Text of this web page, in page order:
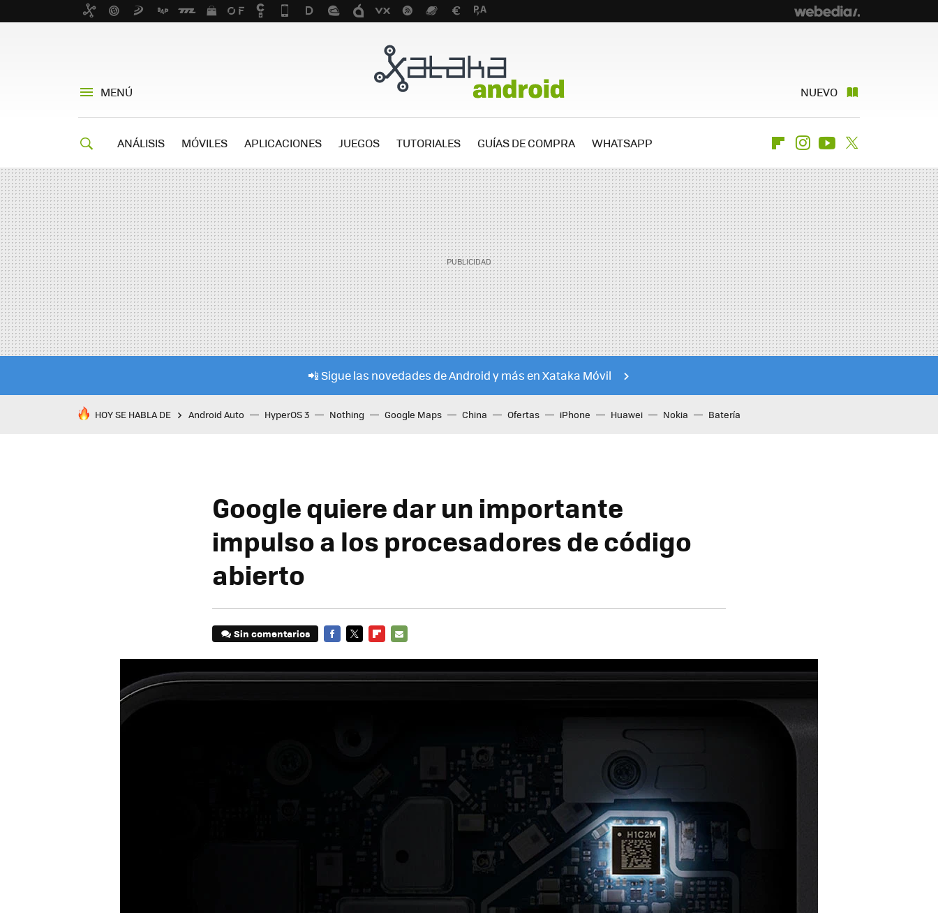
MENÚ NUEVO
ANÁLISIS MÓVILES APLICACIONES JUEGOS TUTORIALES GUÍAS DE COMPRA WHATSAPP FlipboardInstagramYoutube
📲 Sigue las novedades de Android y más en Xataka Móvil
HOY SE HABLA DE Android Auto HyperOS 3 Nothing Google Maps China Ofertas iPhone Huawei Nokia Batería
Google quiere dar un importante
impulso a los procesadores de código
abierto
Sin comentarios